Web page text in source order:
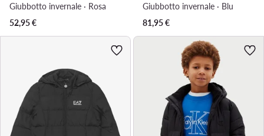
Giubbotto invernale · Rosa
52,95€
Giubbotto invernale · Blu
81,95€